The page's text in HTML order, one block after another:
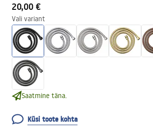
20,00 €
Vali variant
Saatmine täna.
Küsi toote kohta